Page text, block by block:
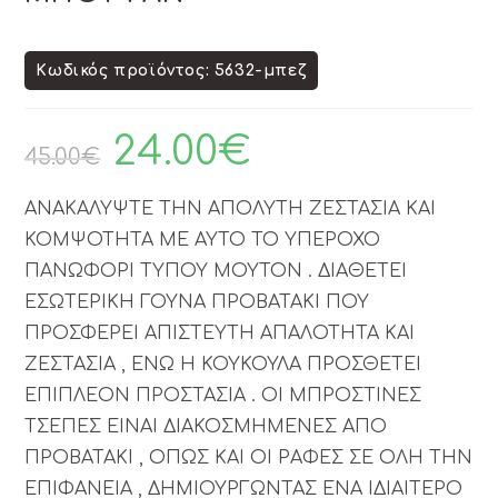
Κωδικός προϊόντος: 5632-μπεζ
45.00€ 24.00€
ΑΝΑΚΑΛΥΨΤΕ ΤΗΝ ΑΠΟΛΥΤΗ ΖΕΣΤΑΣΙΑ ΚΑΙ
ΚΟΜΨΟΤΗΤΑ ΜΕ ΑΥΤΟ ΤΟ ΥΠΕΡΟΧΟ
ΠΑΝΩΦΟΡΙ ΤΥΠΟΥ ΜΟΥΤΟΝ . ΔΙΑΘΕΤΕΙ
ΕΣΩΤΕΡΙΚΗ ΓΟΥΝΑ ΠΡΟΒΑΤΑΚΙ ΠΟΥ
ΠΡΟΣΦΕΡΕΙ ΑΠΙΣΤΕΥΤΗ ΑΠΑΛΟΤΗΤΑ ΚΑΙ
ΖΕΣΤΑΣΙΑ , ΕΝΩ Η ΚΟΥΚΟΥΛΑ ΠΡΟΣΘΕΤΕΙ
ΕΠΙΠΛΕΟΝ ΠΡΟΣΤΑΣΙΑ . ΟΙ ΜΠΡΟΣΤΙΝΕΣ
ΤΣΕΠΕΣ ΕΙΝΑΙ ΔΙΑΚΟΣΜΗΜΕΝΕΣ ΑΠΟ
ΠΡΟΒΑΤΑΚΙ , ΟΠΩΣ ΚΑΙ ΟΙ ΡΑΦΕΣ ΣΕ ΟΛΗ ΤΗΝ
ΕΠΙΦΑΝΕΙΑ , ΔΗΜΙΟΥΡΓΩΝΤΑΣ ΕΝΑ ΙΔΙΑΙΤΕΡΟ